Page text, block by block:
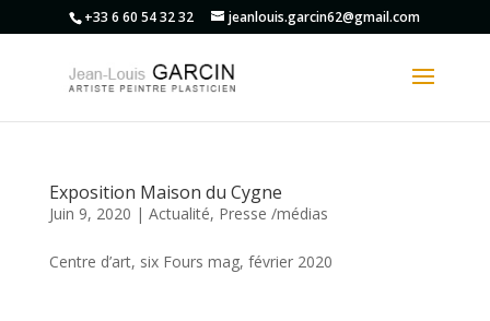
+33 6 60 54 32 32 jeanlouis.garcin62@gmail.com
Exposition Maison du Cygne
Juin 9, 2020 | Actualité, Presse /médias
Centre d’art, six Fours mag, février 2020